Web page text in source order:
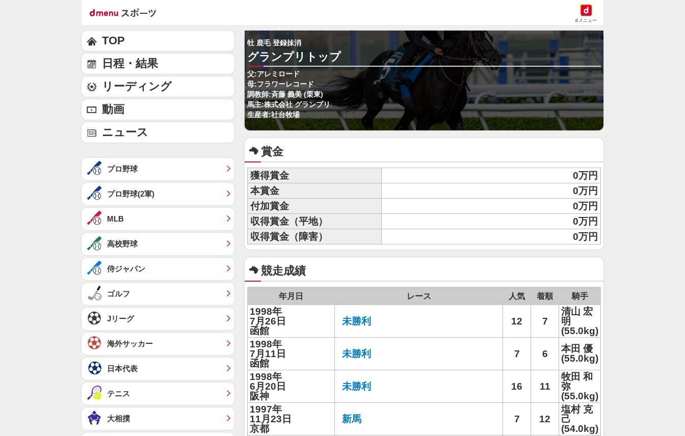
dメニュー
牡 鹿毛 登録抹消
グランプリトップ
父:アレミロード
母:フラワーレコード
調教師:斉藤 義美 (栗東)
馬主:株式会社 グランプリ
生産者:社台牧場
賞金
獲得賞金
0万円
本賞金
0万円
付加賞金
0万円
収得賞金（平地）
0万円
収得賞金（障害）
0万円
競走成績
年月日 レース 人気 着順 騎手
1998年
7月26日
函館
未勝利 12 7
清山 宏
明
(55.0kg)
1998年
7月11日
函館
未勝利 7 6
本田 優
(55.0kg)
1998年
6月20日
阪神
未勝利 16 11
牧田 和
弥
(55.0kg)
1997年
11月23日
京都
新馬 7 12
塩村 克
己
(54.0kg)
TOP
日程・結果
リーディング
動画
ニュース
プロ野球
プロ野球(2軍)
MLB
高校野球
侍ジャパン
ゴルフ
Jリーグ
海外サッカー
日本代表
テニス
大相撲